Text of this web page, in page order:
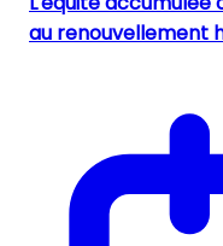
au renouvellement